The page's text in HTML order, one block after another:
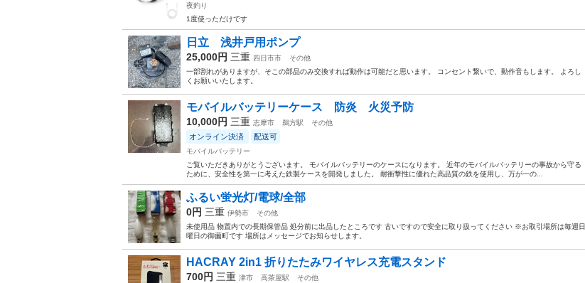
夜釣り
1度使っただけです
日立 浅井戸用ポンプ
25,000円 三重 四日市市
その他
一部割れがありますが、そこの部品のみ交換すれば動作は可能だと思います。 コンセント繋いで、動作音もします。 よろし
くお願いいたします。
モバイルバッテリーケース 防炎 火災予防
10,000円 三重 志摩市 鵜方駅 その他
オンライン決済 配送可
モバイルバッテリー
ご覧いただきありがとうございます。 モバイルバッテリーのケースになります。 近年のモバイルバッテリーの事故から守る
ために、安全性を第一に考えた鉄製ケースを開発しました。 耐衝撃性に優れた高品質の鉄を使用し、万が一の...
ふるい蛍光灯/電球/全部
0円 三重 伊勢市
その他
未使用品 物置内での長期保管品 処分前に出品したところです 古いですので安全に取り扱ってください ※お取引場所は毎週日
曜日の御薗町です 場所はメッセージでお知らせします。
HACRAY 2in1 折りたたみワイヤレス充電スタンド
700円 三重 津市 高茶屋駅
その他